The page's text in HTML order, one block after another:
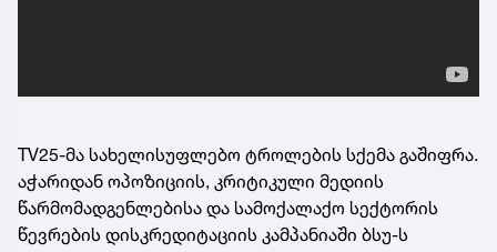
TV25-მა სახელისუფლებო ტროლების სქემა გაშიფრა.
აჭარიდან ოპოზიციის, კრიტიკული მედიის
წარმომადგენლებისა და სამოქალაქო სექტორის
წევრების დისკრედიტაციის კამპანიაში ბსუ-ს